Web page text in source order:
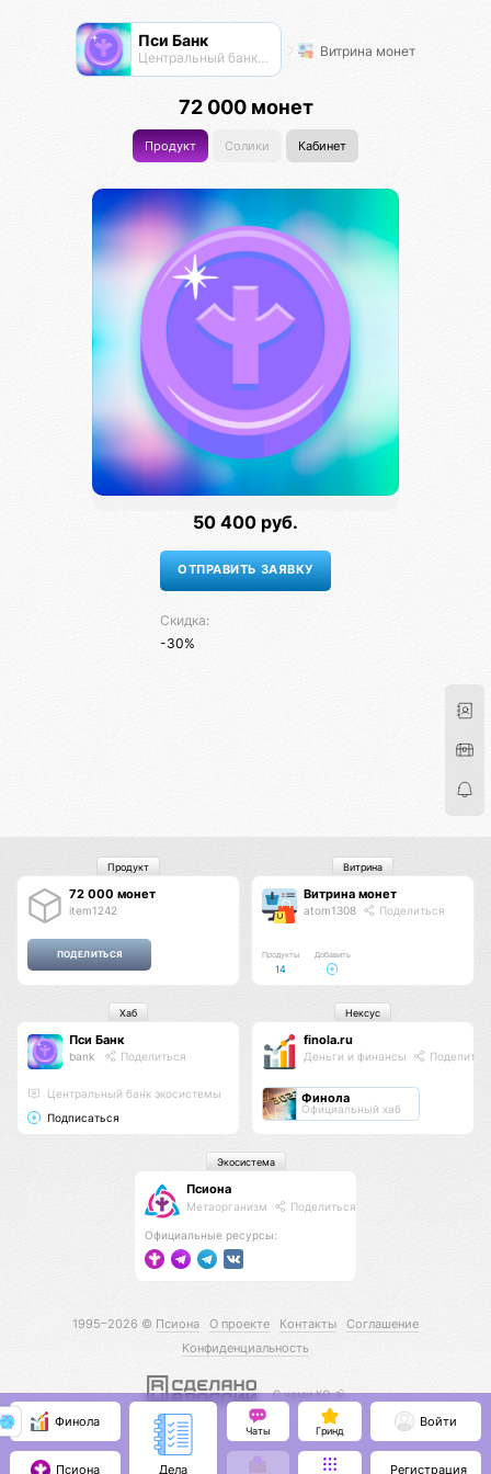
Пси Банк
Центральный банк экосистемы Витрина монет
72 000 монет
Продукт Солики Кабинет
50 400 руб.
Скидка:
-30%
72 000 монет
item1242
Продукт
Витрина монет
atom1308 Поделиться
Продукты
14
Добавить
Витрина
Пси Банк
bank Поделиться
Центральный банк экосистемы
Подписаться
Хаб
finola.ru
Деньги и финансы
Финола
Официальный хаб
Нексус
Псиона
Метаорганизм Поделиться
Официальные ресурсы:
Экосистема
1995–2026 © Псиона О проекте Контакты
Соглашение
Конфиденциальность
С нами КО 🕉️
Финола
Псиона Дела
Чаты Гринд
Войти
Регистрация